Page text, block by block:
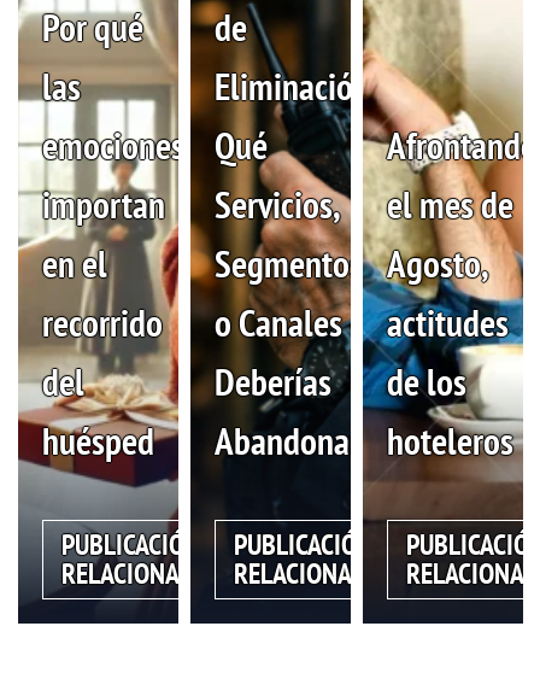
¿Por qué ChatGPT recomienda un hotel y no otro? Lo que
todo hotelero debería entender antes de culpar al algoritmo
Por qué
las
emociones
importan
en el
recorrido
del
huésped
PUBLICACIÓN
RELACIONADA
de
Eliminación:
Qué
Servicios,
Segmentos
o Canales
Deberías
Abandonar
PUBLICACIÓN
RELACIONADA
Afrontando
el mes de
Agosto,
actitudes
de los
hoteleros